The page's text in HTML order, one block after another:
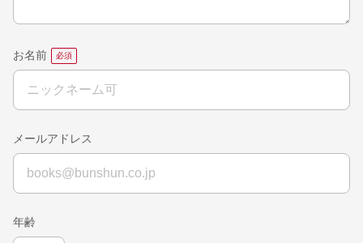
お名前
メールアドレス
年齢